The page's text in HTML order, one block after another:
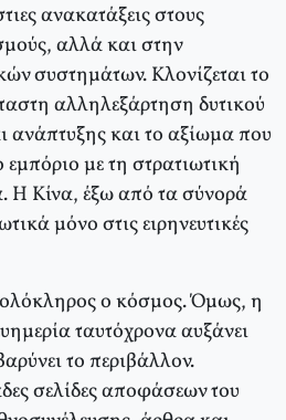
ανακατάξεις στους
αλλά και στην
συστημάτων. Κλονίζεται το
αλληλεξάρτηση δυτικού
ανάπτυξης και το αξίωμα που
με τη στρατιωτική
Η Κίνα, έξω από τα σύνορά
μόνο στις ειρηνευτικές
ο κόσμος. Όμως, η
ταυτόχρονα αυξάνει
το περιβάλλον.
σελίδες αποφάσεων του